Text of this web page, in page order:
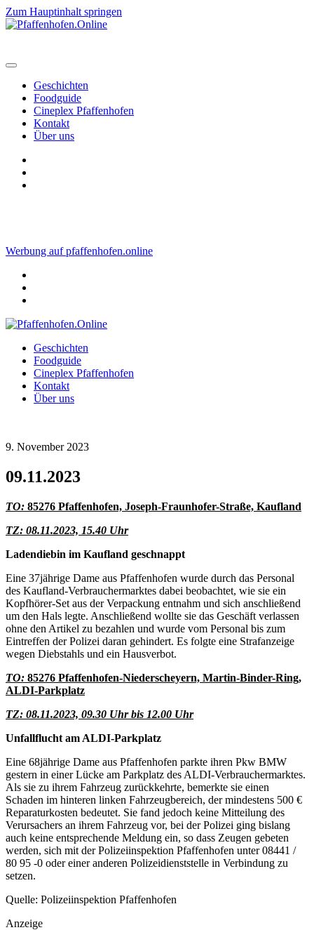
Zum Hauptinhalt springen
Geschichten
Foodguide
Cineplex Pfaffenhofen
Kontakt
Über uns
Werbung auf pfaffenhofen.online
Geschichten
Foodguide
Cineplex Pfaffenhofen
Kontakt
Über uns
9. November 2023
09.11.2023
TO: 85276 Pfaffenhofen, Joseph-Fraunhofer-Straße, Kaufland
TZ: 08.11.2023, 15.40 Uhr
Ladendiebin im Kaufland geschnappt
Eine 37jährige Dame aus Pfaffenhofen wurde durch das Personal
des Kaufland-Verbrauchermarktes dabei beobachtet, wie sie ein
Kopfhörer-Set aus der Verpackung entnahm und sich anschließend
um den Hals legte. Anschließend wollte sie das Geschäft verlassen
ohne den Artikel zu bezahlen und wurde vom Personal bis zum
Eintreffen der Polizei daran gehindert. Es folgte eine Strafanzeige
wegen Diebstahls und ein Hausverbot.
TO: 85276 Pfaffenhofen-Niederscheyern, Martin-Binder-Ring,
ALDI-Parkplatz
TZ: 08.11.2023, 09.30 Uhr bis 12.00 Uhr
Unfallflucht am ALDI-Parkplatz
Eine 68jährige Dame aus Pfaffenhofen parkte ihren Pkw BMW
gestern in einer Lücke am Parkplatz des ALDI-Verbrauchermarktes.
Als sie zu ihrem Fahrzeug zurückkehrte, bemerkte sie einen
Schaden im hinteren linken Fahrzeugbereich, der mindestens 500 €
Reparaturkosten bedeutet. Sie fand jedoch keine Mitteilung des
Verursachers an ihrem Fahrzeug vor, bei der Polizei ging bislang
auch keine entsprechende Meldung ein, so dass Zeugen gebeten
werden, sich mit der Polizeiinspektion Pfaffenhofen unter 08441 /
80 95 -0 oder einer anderen Polizeidienststelle in Verbindung zu
setzen.
Quelle: Polizeiinspektion Pfaffenhofen
Anzeige